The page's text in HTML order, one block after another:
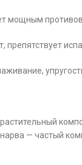
мощным
препятствует
— частый